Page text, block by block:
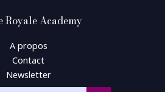
Royale Academy
A propos
Contact
Newsletter